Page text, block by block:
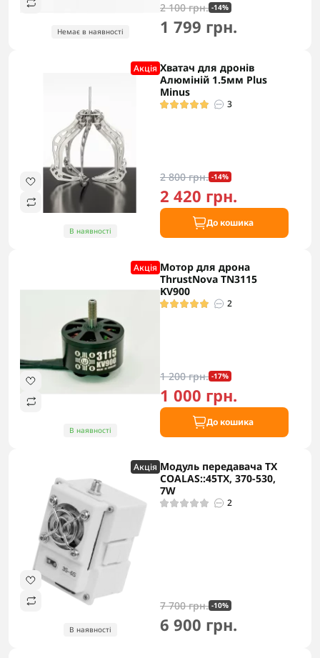
Немає в наявності
2 100 грн. -14%
1 799 грн.
Акцiя
В наявності
Хватач для дронів
Алюміній 1.5мм Plus
Minus
3
2 800 грн. -14%
2 420 грн.
До кошика
Акцiя
В наявності
Мотор для дрона
ThrustNova TN3115
KV900
2
1 200 грн. -17%
1 000 грн.
До кошика
Акцiя
В наявності
Модуль передавача TX
COALAS::45TX, 370-530,
7W
2
7 700 грн. -10%
6 900 грн.